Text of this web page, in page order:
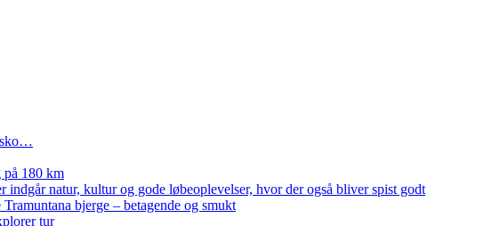
180 km
natur, kultur og gode løbeoplevelser, hvor der også bliver spist godt
bjerge – betagende og smukt
tur